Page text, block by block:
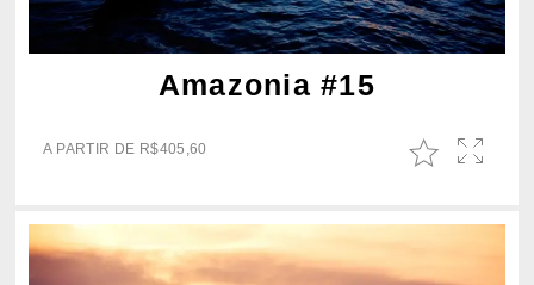
Amazonia #15
A PARTIR DE R$405,60